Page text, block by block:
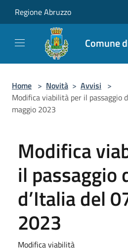
Regione Abruzzo
Comune
Home > Novità > Avvisi >
Modifica viabilità per il passaggio
maggio 2023
Modifica
il passaggio
d’Italia del
2023
Modifica viabilità